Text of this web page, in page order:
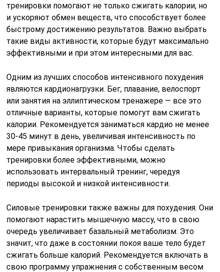
тренировки помогают не только сжигать калории, но
и ускоряют обмен веществ, что способствует более
быстрому достижению результатов. Важно выбрать
такие виды активности, которые будут максимально
эффективными и при этом интересными для вас.
Одним из лучших способов интенсивного похудения
являются кардионагрузки. Бег, плавание, велоспорт
или занятия на эллиптическом тренажере — все это
отличные варианты, которые помогут вам сжигать
калории. Рекомендуется заниматься кардио не менее
30-45 минут в день, увеличивая интенсивность по
мере привыкания организма. Чтобы сделать
тренировки более эффективными, можно
использовать интервальный тренинг, чередуя
периоды высокой и низкой интенсивности.
Силовые тренировки также важны для похудения. Они
помогают нарастить мышечную массу, что в свою
очередь увеличивает базальный метаболизм. Это
значит, что даже в состоянии покоя ваше тело будет
сжигать больше калорий. Рекомендуется включать в
свою программу упражнения с собственным весом